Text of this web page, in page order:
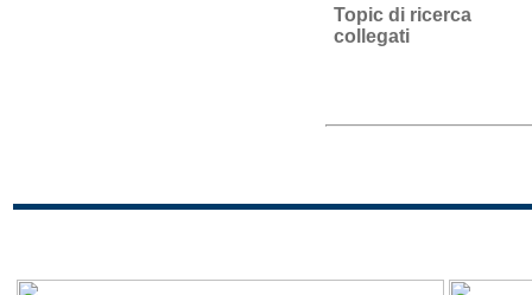
Topic di ricerca
collegati